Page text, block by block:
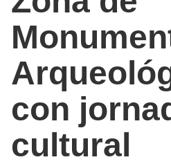
con
cultural